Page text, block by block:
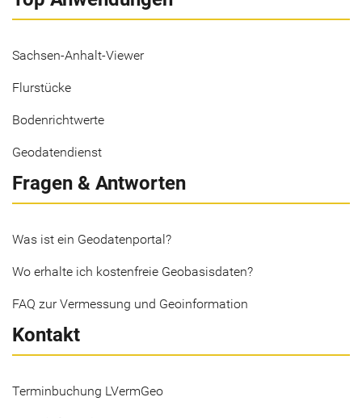
Sachsen-Anhalt-Viewer
Flurstücke
Bodenrichtwerte
Geodatendienst
Fragen & Antworten
Was ist ein Geodatenportal?
Wo erhalte ich kostenfreie Geobasisdaten?
FAQ zur Vermessung und Geoinformation
Kontakt
Terminbuchung LVermGeo